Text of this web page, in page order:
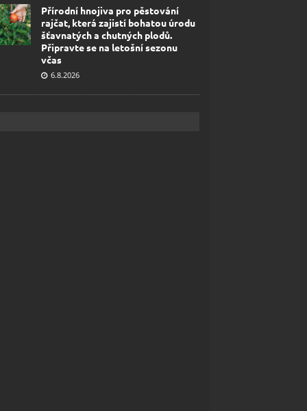
Přírodní hnojiva pro pěstování
rajčat, která zajistí bohatou úrodu
šťavnatých a chutných plodů.
Připravte se na letošní sezonu
včas
6.8.2026